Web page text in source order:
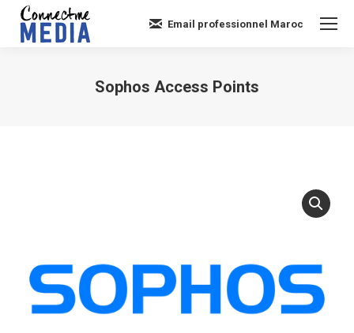
Email professionnel Maroc
Sophos Access Points